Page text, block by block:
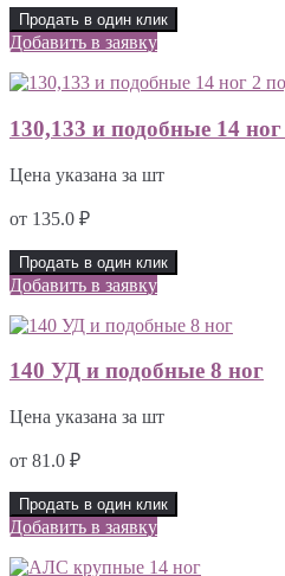
Продать в один клик
Добавить в заявку
130,133 и подобные 14
Цена указана за шт
от 135.0 ₽
Продать в один клик
Добавить в заявку
140 УД и подобные 8 ног
Цена указана за шт
от 81.0 ₽
Продать в один клик
Добавить в заявку